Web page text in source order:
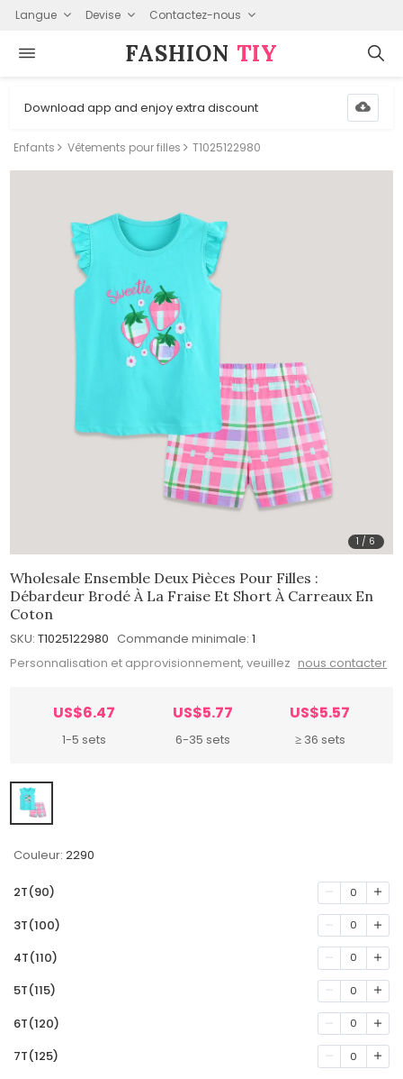
Langue Devise Contactez-nous
FASHION⁠ TIY
Download app and enjoy extra discount
Enfants Vêtements pour filles T1025122980
1 / 6
Wholesale Ensemble Deux Pièces Pour Filles :
Débardeur Brodé À La Fraise Et Short À Carreaux En
Coton
SKU: T1025122980 Commande minimale: 1
Personnalisation et approvisionnement, veuillez nous contacter
US$6.47
1-5 sets
US$5.77
6-35 sets
US$5.57
≥ 36 sets
Couleur: 2290
2T(90) 0
3T(100) 0
4T(110) 0
5T(115) 0
6T(120) 0
7T(125) 0